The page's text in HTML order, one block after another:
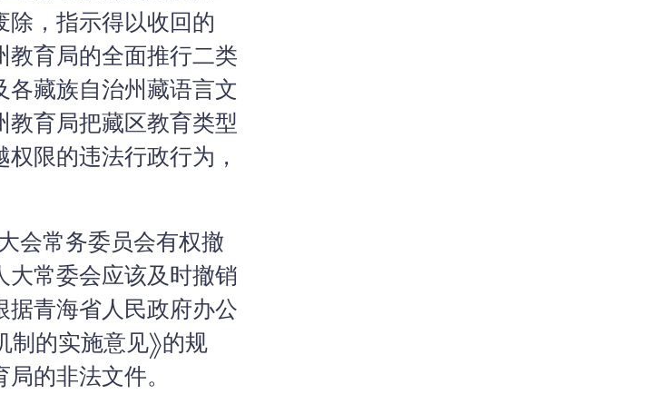
，指示得以收回的
育局的全面推行二类
藏族自治州藏语言文
育局把藏区教育类型
限的违法行政行为，
会常务委员会有权撤
常委会应该及时撤销
青海省人民政府办公
的实施意见》的规
的非法文件。